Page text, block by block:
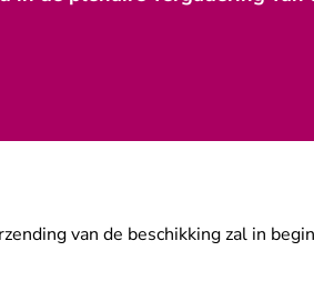
van de beschikking zal in